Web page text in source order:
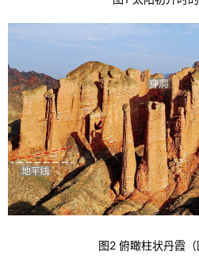
图2 俯瞰柱状丹霞（